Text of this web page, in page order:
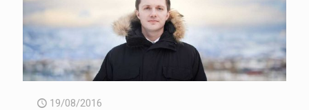
19/08/2016